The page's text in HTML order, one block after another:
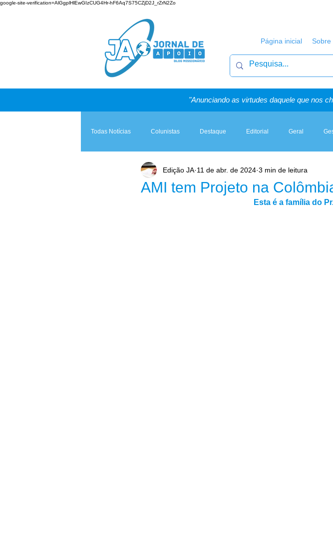
google-site-verification=AlGgplHlEwGIzCUG4Hr-hF6Aq7S75CZjD2J_rZrN2Zo
Página inicial Sobre
"Anunciando as virtudes daquele que nos
Todas Notícias Colunistas Destaque Editorial Geral
Teologia & Prática A Igreja e a Lei Artigos, Sermões & Esboços
AMI tem Projeto na
Edição JA 11 de abr. de 2024 3 min de leitura
Esta é a família do